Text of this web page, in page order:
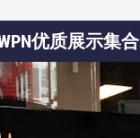
优质展示集合